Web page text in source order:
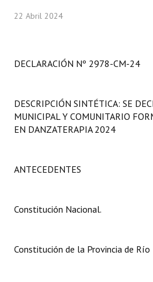
Concejales Mandato Cumplido
LEGISLACIÓN
Constitución Provincial
Reglamento Interno
Organigrama
22 Abril 2024
DECLARACIÓN Nº 2978-CM-24
DESCRIPCIÓN SINTÉTICA: SE
MUNICIPAL Y COMUNITARIO
EN DANZATERAPIA 2024
ANTECEDENTES
Constitución Nacional.
Constitución de la Provincia de Río